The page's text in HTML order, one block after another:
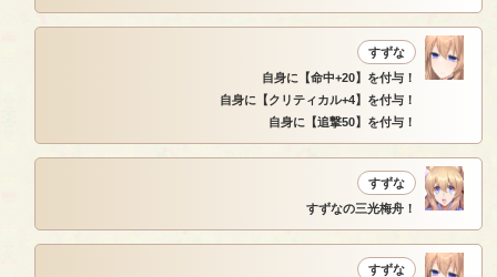
すずな
自身に【命中+20】を付与！
自身に【クリティカル+4】を付与！
自身に【追撃50】を付与！
すずな
すずなの三光梅舟！
すずな